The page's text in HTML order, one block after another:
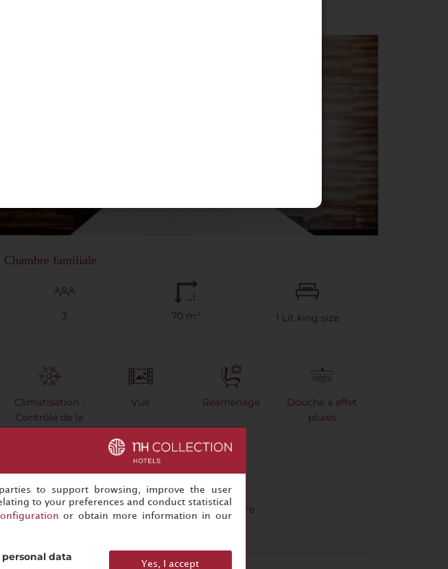
Chambre familiale
3 70 m² 1 Lit king size
Climatisation -
Contrôle de la
Vue Réaménagé
Douche à effet
pluies
Peignoir
Machine à
Bouilloire
to support browsing, improve the user
to your preferences and conduct statistical
or obtain more information in our
data
Yes, I accept